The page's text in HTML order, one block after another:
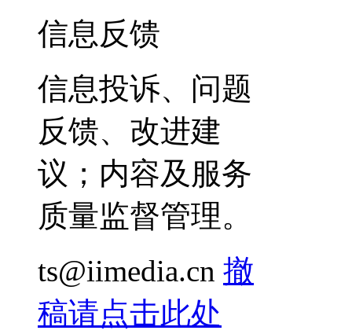
信息反馈
信息投诉、问题
反馈、改进建
议；内容及服务
质量监督管理。
ts@iimedia.cn 撤
稿请点击此处